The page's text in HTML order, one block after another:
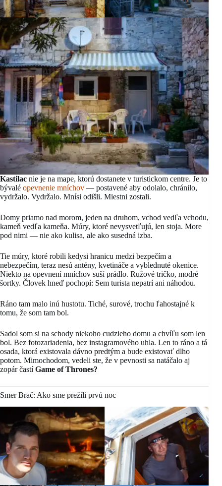
Kastilac nie je na mape, ktorú dostanete v turistickom centre. Je to
bývalé opevnenie mníchov — postavené aby odolalo, chránilo,
vydržalo. Vydržalo. Mnísi odišli. Miestni zostali.
Domy priamo nad morom, jeden na druhom, vchod vedľa vchodu,
kameň vedľa kameňa. Múry, ktoré nevysvetľujú, len stoja. More
pod nimi — nie ako kulisa, ale ako susedná izba.
Tie múry, ktoré robili kedysi hranicu medzi bezpečím a
nebezpečím, teraz nesú antény, kvetináče a vyblednuté okenice.
Niekto na opevnení mníchov suší prádlo. Ružové tričko, modré
šortky. Človek hneď pochopí: Sem turista nepatrí ani náhodou.
Ráno tam malo inú hustotu. Tiché, surové, trochu ľahostajné k
tomu, že som tam bol.
Sadol som si na schody niekoho cudzieho domu a chvíľu som len
bol. Bez fotozariadenia, bez instagramového uhla. Len to ráno a tá
osada, ktorá existovala dávno predtým a bude existovať dlho
potom. Mimochodom, vedeli ste, že v pevnosti sa natáčalo aj
zopár častíGame of Thrones?
Smer Brač: Ako sme prežili prvú noc